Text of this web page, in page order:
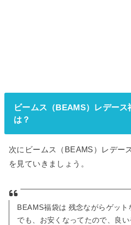
ビームス（BEAMS）レデース
は？
次にビームス（BEAMS）レデー
を見ていきましょう。
BEAMS福袋は 残念ながらゲッ
でも、お安くなってたので、良